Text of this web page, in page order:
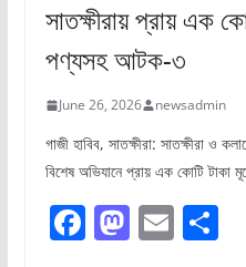
সাতক্ষীরায় প্রায় এক
পণ্যসহ আটক-৩
June 26, 2026 newsadmin
গাজী হাবিব, সাতক্ষীরা: সাতক্ষীরা ও
বিশেষ অভিযানে প্রায় এক কোটি টাকা
F M E S